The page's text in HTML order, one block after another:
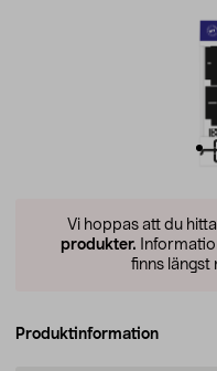
Vi hoppas att du
produkter.
finns längst
Produktinformation